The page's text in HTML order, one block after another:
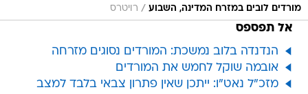
מורדים לובים במזרח המדינה, השבוע / רויטרס
אל תפספס
הנדנדה בלוב נמשכת: המורדים נסוגים מזרחה
אובמה שוקל לחמש את המורדים
מזכ"ל נאט"ו: ייתכן שאין פתרון צבאי בלבד למצב